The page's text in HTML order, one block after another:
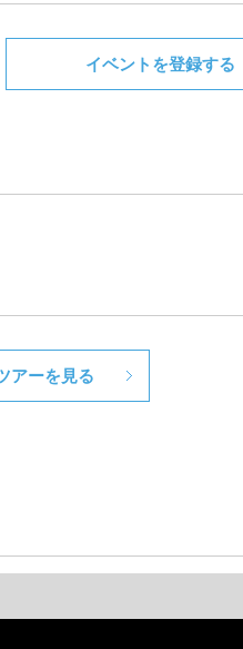
イベントを登録する
アーを見る